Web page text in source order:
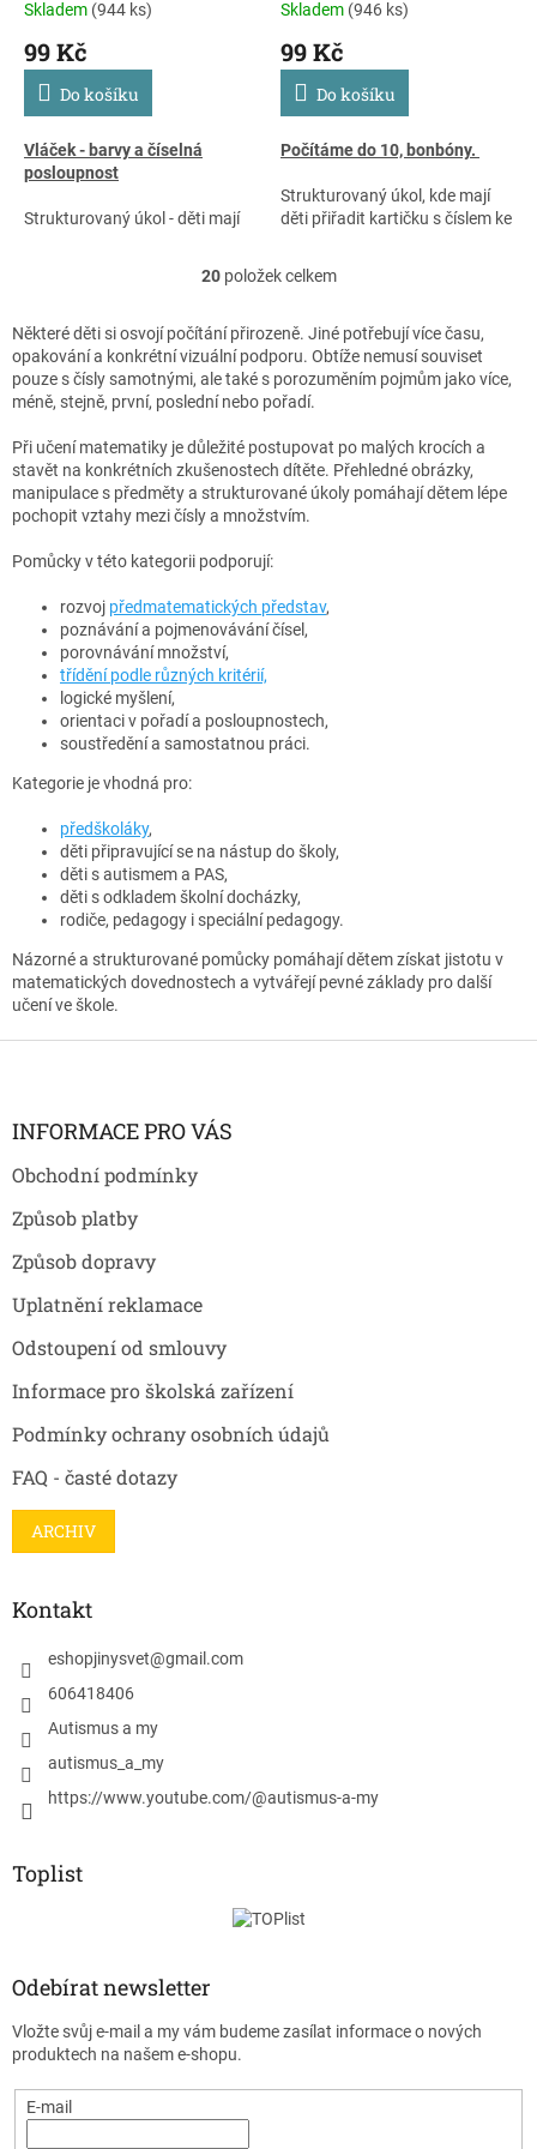
Skladem (944 ks)
99 Kč
Do košíku
Vláček - barvy a číselná
posloupnost
Strukturovaný úkol - děti mají
barevné mašince a zároveň je
čísel 1-3
Skladem (946 ks)
99 Kč
Do košíku
Počítáme do 10, bonbóny.
Strukturovaný úkol, kde mají
děti přiřadit kartičku s číslem ke
dává dětem řád a podporuje
autismus, dysfázii a další
obtíže v komunikaci.
O
l
á
d
a
í
p
r
v
y
ý
p
20položek celkem
Některé děti si osvojí počítání přirozeně. Jiné potřebují více času,
opakování a konkrétní vizuální podporu. Obtíže nemusí souviset
pouze s čísly samotnými, ale také s porozuměním pojmům jako více,
méně, stejně, první, poslední nebo pořadí.
Při učení matematiky je důležité postupovat po malých krocích a
stavět na konkrétních zkušenostech dítěte. Přehledné obrázky,
manipulace s předměty a strukturované úkoly pomáhají dětem lépe
pochopit vztahy mezi čísly a množstvím.
Pomůcky v této kategorii podporují:
rozvoj předmatematických představ,
poznávání a pojmenovávání čísel,
porovnávání množství,
třídění podle různých kritérií,
logické myšlení,
orientaci v pořadí a posloupnostech,
soustředění a samostatnou práci.
Kategorie je vhodná pro:
předškoláky,
děti připravující se na nástup do školy,
děti s autismem a PAS,
děti s odkladem školní docházky,
rodiče, pedagogy i speciální pedagogy.
Názorné a strukturované pomůcky pomáhají dětem získat jistotu v
matematických dovednostech a vytvářejí pevné základy pro další
učení ve škole.
Z
INFORMACE PRO VÁS
Obchodní podmínky
Způsob platby
Způsob dopravy
Uplatnění reklamace
Odstoupení od smlouvy
Informace pro školská zařízení
Podmínky ochrany osobních údajů
FAQ - časté dotazy
ARCHIV
Kontakt
eshopjinysvet@gmail.com
606418406
Autismus a my
autismus_a_my
https://www.youtube.com/@autismus-a-my
Toplist
Odebírat newsletter
Vložte svůj e-mail a my vám budeme zasílat informace o nových
produktech na našem e-shopu.
E-mail